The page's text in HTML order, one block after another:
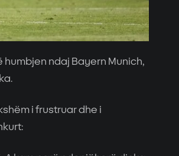
ndaj Bayern Munich,
i frustruar dhe i